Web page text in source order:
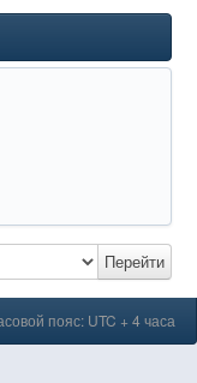
Перейти
пояс: UTC + 4 часа